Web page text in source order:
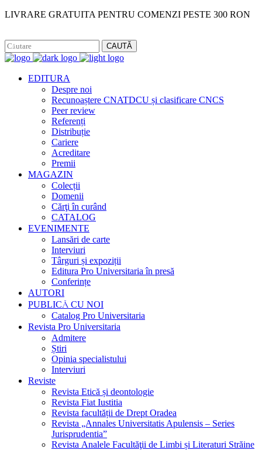
LIVRARE GRATUITA PENTRU COMENZI PESTE 300 RON
CAUTĂ
EDITURA
Despre noi
Recunoaștere CNATDCU și clasificare CNCS
Peer review
Referenți
Distribuție
Cariere
Acreditare
Premii
MAGAZIN
Colecții
Domenii
Cărţi în curând
CATALOG
EVENIMENTE
Lansări de carte
Interviuri
Târguri și expoziții
Editura Pro Universitaria în presă
Conferințe
AUTORI
PUBLICĂ CU NOI
Catalog Pro Universitaria
Revista Pro Universitaria
Admitere
Știri
Opinia specialistului
Interviuri
Reviste
Revista Etică și deontologie
Revista Fiat Iustitia
Revista facultății de Drept Oradea
Revista „Annales Universitatis Apulensis – Series
Jurisprudentia”
Revista Analele Facultăţii de Limbi și Literaturi Străine